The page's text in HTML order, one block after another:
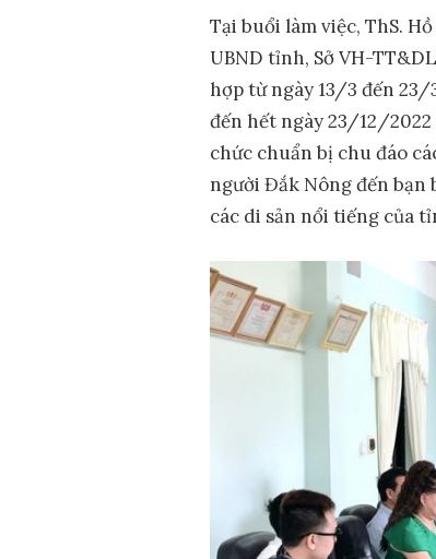
Tại buổi làm việc, ThS.
UBND tỉnh, Sở VH-
hợp từ ngày 13/3 đến
đến hết ngày 23/12/
chức chuẩn bị chu đáo
người Đắk Nông đến
các di sản nổi tiếng của